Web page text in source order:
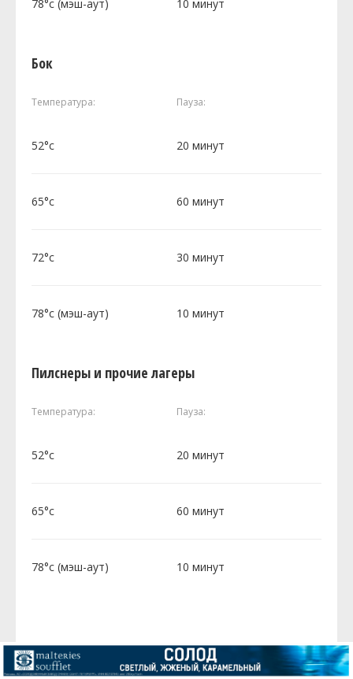
78°c (мэш-аут) 10 минут
Бок
Температура: Пауза:
52°c 20 минут
65°c 60 минут
72°c 30 минут
78°c (мэш-аут) 10 минут
Пилснеры и прочие лагеры
Температура: Пауза:
52°c 20 минут
65°c 60 минут
78°c (мэш-аут) 10 минут